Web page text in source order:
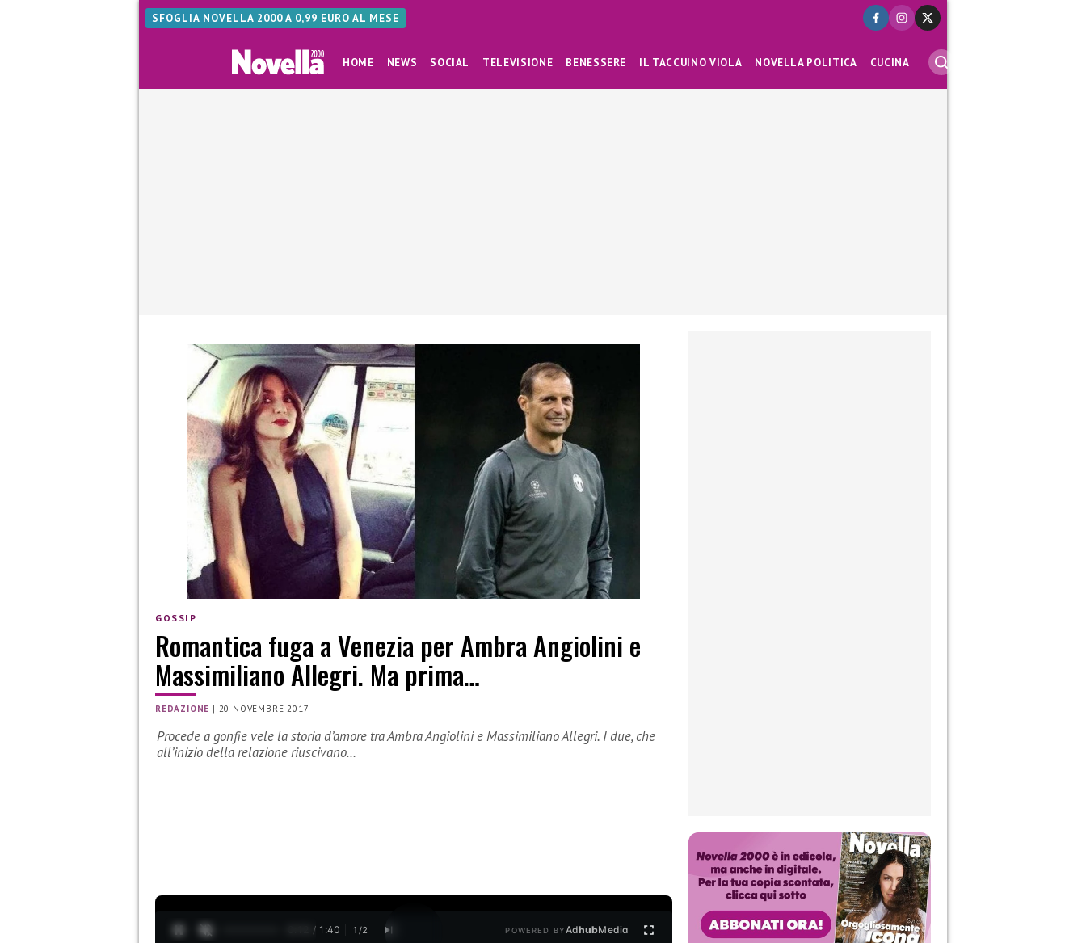
SFOGLIA NOVELLA 2000 A 0,99 EURO AL MESE
HOME NEWS SOCIAL TELEVISIONE BENESSERE IL TACCUINO VIOLA NOVELLA POLITICA CUCINA
GOSSIP
Romantica fuga a Venezia per Ambra Angiolini e
Massimiliano Allegri. Ma prima…
REDAZIONE | 20 NOVEMBRE 2017
Procede a gonfie vele la storia d’amore tra Ambra Angiolini e Massimiliano Allegri. I due, che
all’inizio della relazione riuscivano…
0:13 / 1:40 1 /2 POWERED BYAdhubMedia